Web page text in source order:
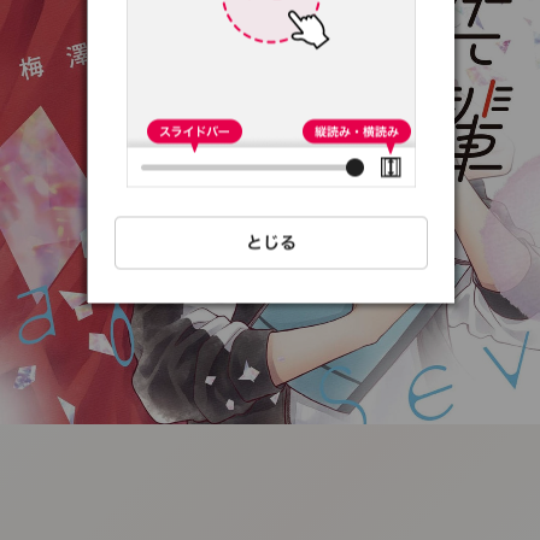
:692.15.692.50:t-
vnqp.lunrzsdszk.vn.oi